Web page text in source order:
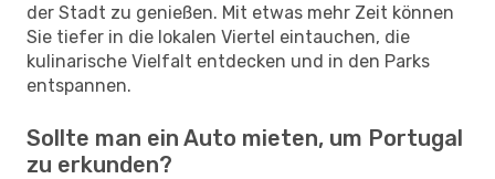
der Stadt zu genießen. Mit etwas mehr Zeit können
Sie tiefer in die lokalen Viertel eintauchen, die
kulinarische Vielfalt entdecken und in den Parks
entspannen.
Sollte man ein Auto mieten, um Portugal
zu erkunden?